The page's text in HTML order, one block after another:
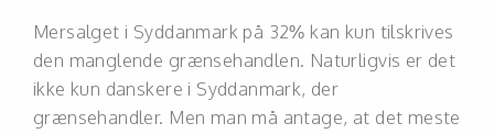
Mersalget i Syddanmark på 32% kan kun tilskrives
den manglende grænsehandlen. Naturligvis er det
ikke kun danskere i Syddanmark, der
grænsehandler. Men man må antage, at det meste